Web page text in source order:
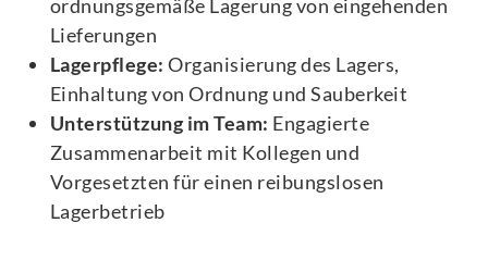
ordnungsgemäße Lagerung von eingehenden
Lieferungen
Lagerpflege: Organisierung des Lagers,
Einhaltung von Ordnung und Sauberkeit
Unterstützung im Team: Engagierte
Zusammenarbeit mit Kollegen und
Vorgesetzten für einen reibungslosen
Lagerbetrieb